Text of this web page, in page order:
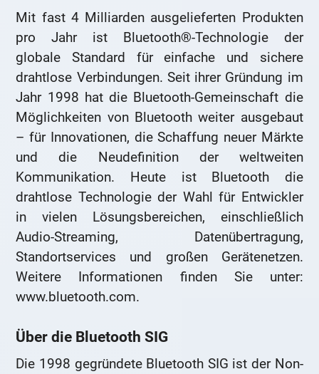
Mit fast 4 Milliarden ausgelieferten Produkten
pro Jahr ist Bluetooth®-Technologie der
globale Standard für einfache und sichere
drahtlose Verbindungen. Seit ihrer Gründung im
Jahr 1998 hat die Bluetooth-Gemeinschaft die
Möglichkeiten von Bluetooth weiter ausgebaut
– für Innovationen, die Schaffung neuer Märkte
und die Neudefinition der weltweiten
Kommunikation. Heute ist Bluetooth die
drahtlose Technologie der Wahl für Entwickler
in vielen Lösungsbereichen, einschließlich
Audio-Streaming, Datenübertragung,
Standortservices und großen Gerätenetzen.
Weitere Informationen finden Sie unter:
www.bluetooth.com.
Über die Bluetooth SIG
Die 1998 gegründete Bluetooth SIG ist der Non-